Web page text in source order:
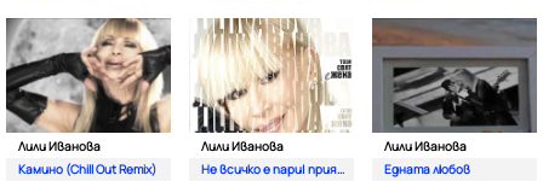
Лили Иванова
Камино (Chill Out Remix)
Лили Иванова
Не всичко е пари| приятелю
Лили Иванова
Едната любов